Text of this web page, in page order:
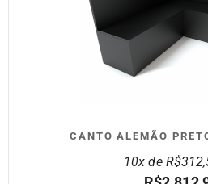
CANTO ALEMÃO
10x de R$